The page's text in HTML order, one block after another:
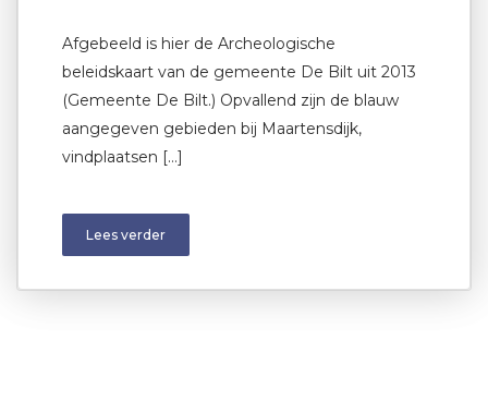
Afgebeeld is hier de Archeologische
beleidskaart van de gemeente De Bilt uit 2013
(Gemeente De Bilt.) Opvallend zijn de blauw
aangegeven gebieden bij Maartensdijk,
vindplaatsen […]
Lees verder